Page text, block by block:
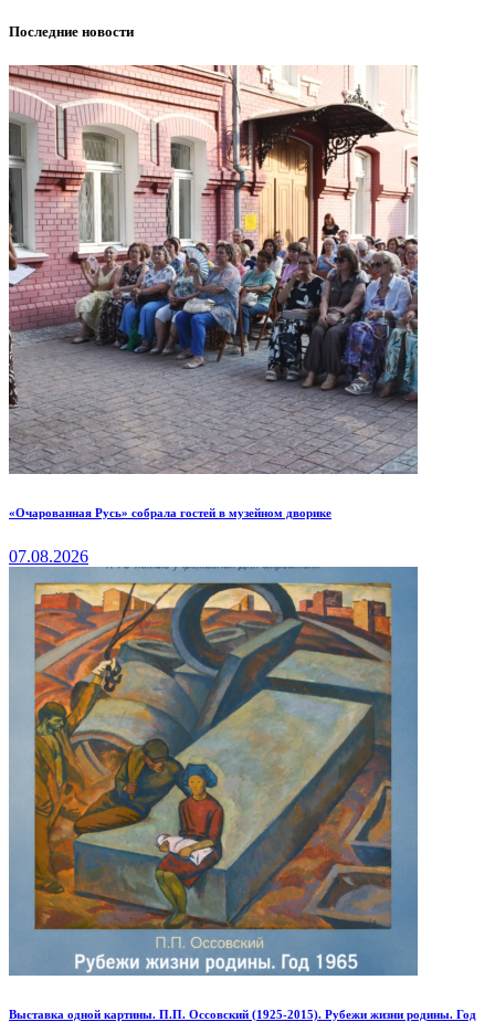
Последние новости
«Очарованная Русь» собрала гостей в музейном дворике
07.08.2026
Выставка одной картины. П.П. Оссовский (1925-2015). Рубежи жизни родины. Год